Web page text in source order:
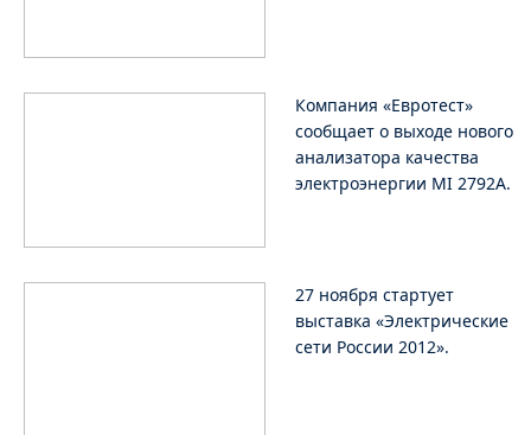
Компания «Евротест»
сообщает о выходе нового
анализатора качества
электроэнергии MI 2792A.
27 ноября стартует
выставка «Электрические
сети России 2012».